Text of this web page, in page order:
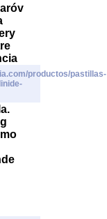
productos/pastillas-